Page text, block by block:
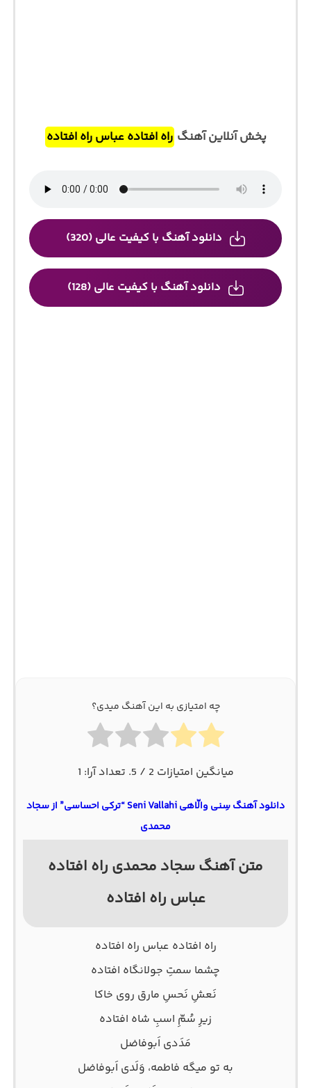
پخش آنلاین آهنگ راه افتاده عباس راه افتاده
دانلود آهنگ با کیفیت عالی (320)
دانلود آهنگ با کیفیت عالی (128)
چه امتیازی به این آهنگ میدی؟
میانگین امتیازات 2 / 5. تعداد آرا: 1
دانلود آهنگ سِنی والّاهی Seni Vallahi “ترکی احساسی” از سجاد‌
محمدی
متن آهنگ سجاد محمدی راه افتاده
عباس راه افتاده
راه افتاده عباس راه افتاده
چشما سمتِ جولانگاه افتاده
نَعشِ نَحسِ مارق روی خاکا
زیرِ سُمِّ اسبِ شاه افتاده
مَدَدی اَبوفاضل
به تو میگه فاطمه، وَلَدی اَبوفاضل